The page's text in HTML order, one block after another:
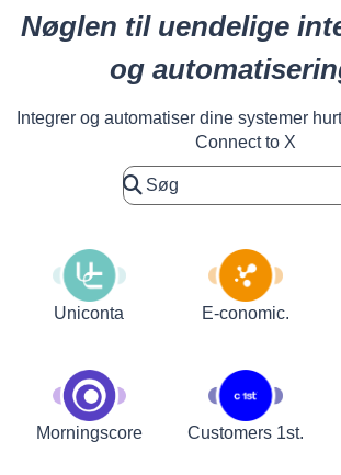
Nøglen til uendelige
og
Integrer og automatiser dine systemer
Connect to X
Uniconta E-conomic.
Morningscore Customers 1st.